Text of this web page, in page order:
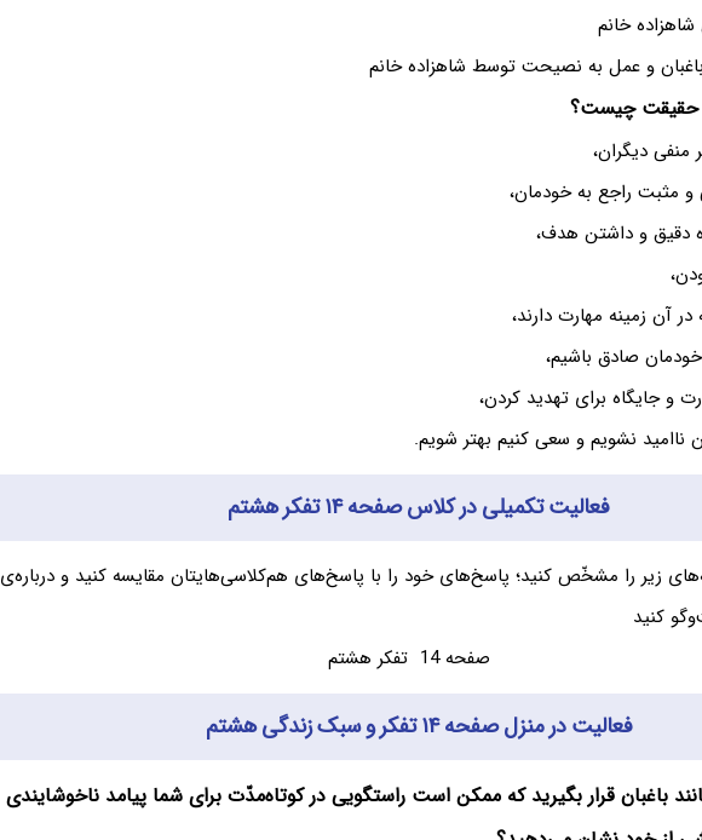
خانم
و عمل به نصیحت توسط شاهزاده خانم
حقیقت چیست؟
فعالیت تکمیلی در کلاس صفحه ۱۴ تفکر هشتم
زیر را مشخّص کنید؛ پاسخ‌های خود را با پاسخ‌های هم‌کلاسی‌هایتان مقایسه کنید و درباره‌ی
کنید
فعالیت در منزل صفحه ۱۴ تفکر و سبک زندگی هشتم
باغبان قرار بگیرید که ممکن است راستگویی در کوتاه‌مدّت برای شما پیامد ناخوشایندی